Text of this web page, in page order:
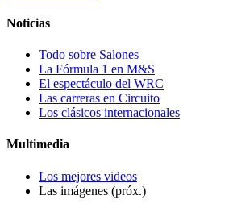
Noticias
Todo sobre Salones
La Fórmula 1 en M&S
El espectáculo del WRC
Las carreras en Circuito
Los clásicos internacionales
Multimedia
Los mejores videos
Las imágenes (próx.)